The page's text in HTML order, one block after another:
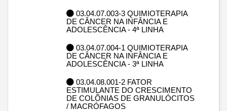
03.04.07.003-3 QUIMIOTERAPIA
DE CÂNCER NA INFÂNCIA E
ADOLESCÊNCIA - 4ª LINHA
03.04.07.004-1 QUIMIOTERAPIA
DE CÂNCER NA INFÂNCIA E
ADOLESCÊNCIA - 3ª LINHA
03.04.08.001-2 FATOR
ESTIMULANTE DO CRESCIMENTO
DE COLÕNIAS DE GRANULÓCITOS
/ MACRÓFAGOS